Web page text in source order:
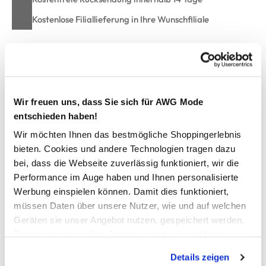
Wir freuen uns, dass Sie sich für AWG Mode
entschieden haben!
Wir möchten Ihnen das bestmögliche Shoppingerlebnis
bieten. Cookies und andere Technologien tragen dazu
bei, dass die Webseite zuverlässig funktioniert, wir die
Performance im Auge haben und Ihnen personalisierte
Werbung einspielen können. Damit dies funktioniert,
müssen Daten über unsere Nutzer, wie und auf welchen
Geräten sie unser Angebot nutzen, gespeichert werden.
werden, werden bei der Nutzung der Webseite auf jeden
Details zeigen
Kostenlose Filiallieferung in Ihre Wunschfiliale
Damen Leinen Schlupfbluse
Bequeme Schlupfbluse von Lisa Tossa
Mit Rundhals-Ausschnitt
Im Nacken geknöpft
Effektvoller Alloverprint
Ärmel mit schmalem Turn Up
Unten leicht abgerundet